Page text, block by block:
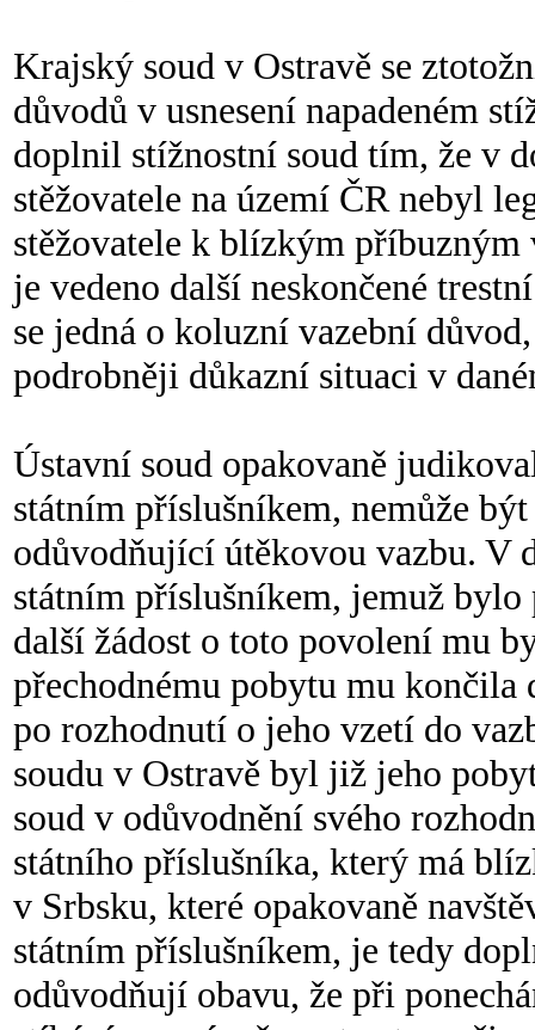
Krajský soud v Ostravě se
důvodů v usnesení napadeném
doplnil stížnostní soud tím, že v
stěžovatele na území ČR nebyl
stěžovatele k blízkým
je vedeno další neskončené
se jedná o koluzní vazební
podrobněji důkazní situaci v
Ústavní soud opakovaně
státním příslušníkem, nemůže
odůvodňující útěkovou vazbu. V
státním příslušníkem, jemuž
další žádost o toto povolení mu
přechodnému pobytu mu končila
po rozhodnutí o jeho vzetí do
soudu v Ostravě byl již jeho
soud v odůvodnění svého
státního příslušníka, který má
v Srbsku, které opakovaně
státním příslušníkem, je tedy
odůvodňují obavu, že při